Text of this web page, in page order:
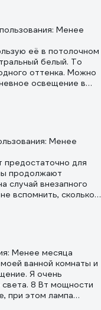
Менее
её в потолочном
белый. То
оттенка. Можно
освещение в
спряталось. Свет
заниматься
высока. Если
отображает,
настоящие цвета
истинные оттенки.
89 Ra, что для
В целом, лампа
приятный дизайн.
в интерьер
выше написал.
для лампы
Менее
для
продолжают
случай внезапного
вспомнить, сколько
Купили
спектр
лампам работать
если у вас
срок их
они работают долго.
Менее месяца
ванной комнаты и
Я очень
8 Вт мощности
при этом лампа